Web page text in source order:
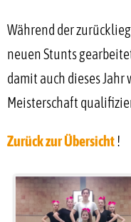
Während der
neuen Stunts
damit auch dieses
Meisterschaft
Zurück zur Übersicht!